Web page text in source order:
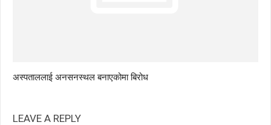
अस्पताललाई अनसनस्थल बनाएकोमा बिरोध
LEAVE A REPLY